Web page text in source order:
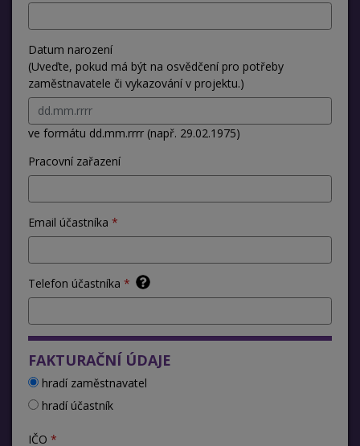
Datum narození
(Uveďte, pokud má být na osvědčení pro potřeby
zaměstnavatele či vykazování v projektu.)
ve formátu dd.mm.rrrr (např. 29.02.1975)
Pracovní zařazení
Email účastníka
Telefon účastníka
FAKTURAČNÍ ÚDAJE
hradí zaměstnavatel
hradí účastník
IČO